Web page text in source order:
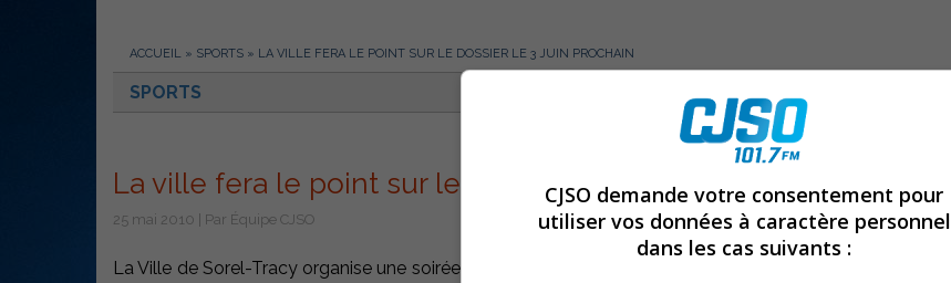
ACCUEIL » SPORTS » LA VILLE FERA LE POINT SUR LE DOSSIER LE 3 JUIN PROCHAIN
SPORTS
La ville fera le point sur le dossier le 3 juin prochain
25 mai 2010 | Par Équipe CJSO
La Ville de Sorel-Tracy organise une soirée publique d’information au sujet de la candidature de Sorel-
CJSO demande votre consentement pour
utiliser vos données à caractère personnel
dans les cas suivants :